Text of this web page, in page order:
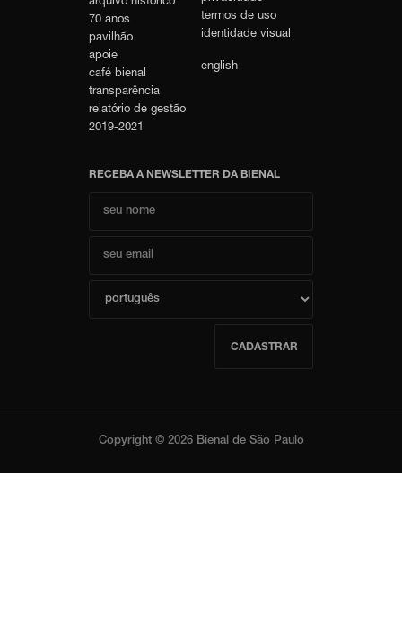
arquivo histórico
70 anos
pavilhão
apoie
café bienal
transparência
relatório de gestão
2019-2021
termos de uso
identidade visual
english
RECEBA A NEWSLETTER DA BIENAL
CADASTRAR
Copyright © 2026 Bienal de São Paulo